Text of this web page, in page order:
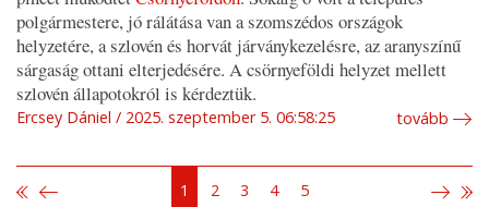
polgármestere, jó rálátása van a szomszédos országok
helyzetére, a szlovén és horvát járványkezelésre, az aranyszínű
sárgaság ottani elterjedésére. A csörnyeföldi helyzet mellett
szlovén állapotokról is kérdeztük.
Ercsey Dániel 2025. szeptember 5. 06:58:25 tovább
1 2 3 4 5